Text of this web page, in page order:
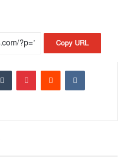
Copy URL